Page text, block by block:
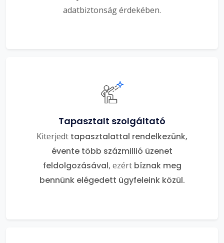
adatbiztonság érdekében.
Tapasztalt szolgáltató
Kiterjedt tapasztalattal rendelkezünk,
évente több százmillió üzenet
feldolgozásával, ezért bíznak meg
bennünk elégedett ügyfeleink közül.